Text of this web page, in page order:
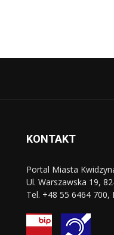
KONTAKT
Portal Miasta
Ul. Warszawska 19,
Tel. +48 55 6464 700,